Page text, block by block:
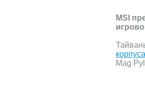
MSI
корпуса
Mag